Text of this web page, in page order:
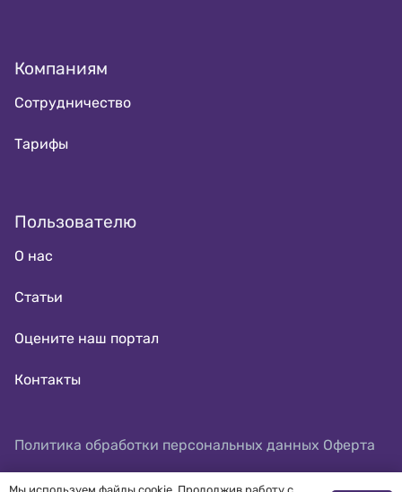
Компаниям
Сотрудничество
Тарифы
Пользователю
О нас
Статьи
Оцените наш портал
Контакты
Политика обработки персональных данных Оферта